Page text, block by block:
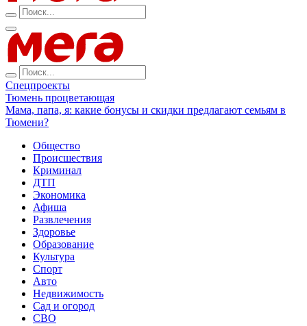
Спецпроекты
Тюмень процветающая
Мама, папа, я: какие бонусы и скидки предлагают семьям в
Тюмени?
Общество
Происшествия
Криминал
ДТП
Экономика
Афиша
Развлечения
Здоровье
Образование
Культура
Спорт
Авто
Недвижимость
Сад и огород
СВО